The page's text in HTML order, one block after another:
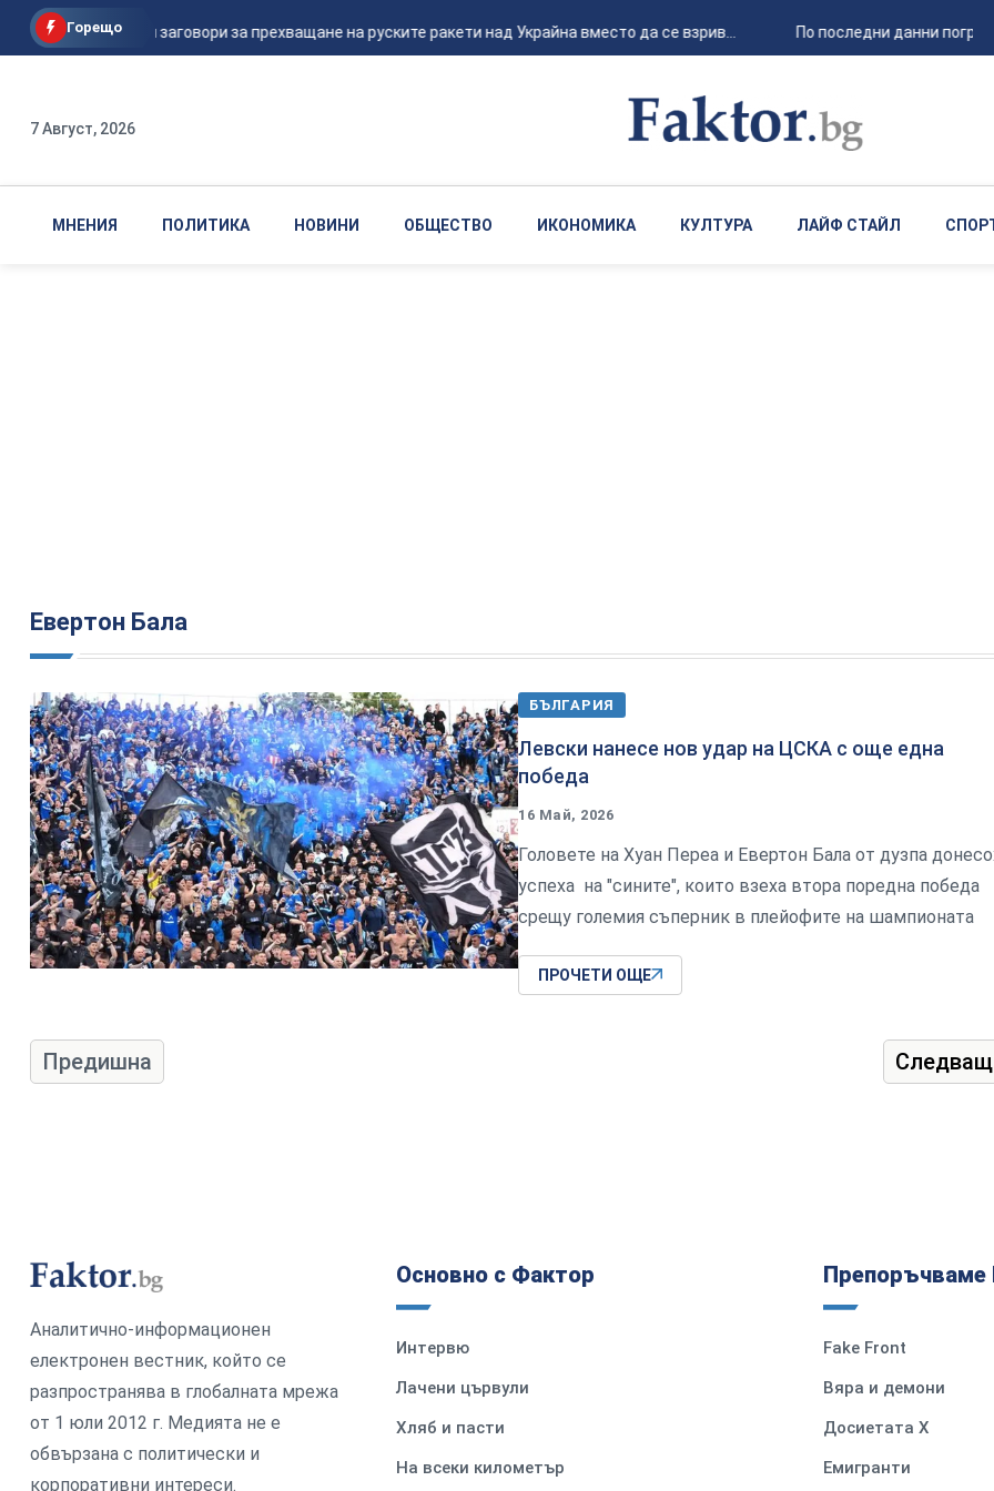
Горещо
Шикорски заговори за прехващане на руските ракети над Украйна вместо да се взрив... По последни данни
7 Август, 2026
МНЕНИЯ ПОЛИТИКА НОВИНИ ОБЩЕСТВО ИКОНОМИКА КУЛТУРА ЛАЙФ СТАЙЛ
Евертон Бала
БЪЛГАРИЯ
Левски нанесе нов удар на ЦСКА с още една
победа
16 Май, 2026
Головете на Хуан Переа и Евертон Бала от дузпа
успеха на "сините", които взеха втора поредна победа
срещу големия съперник в плейофите на шампионата
ПРОЧЕТИ ОЩЕ
Предишна
Аналитично-информационен
електронен вестник, който се
разпространява в глобалната мрежа
от 1 юли 2012 г. Медията не е
обвързана с политически и
корпоративни интереси.
Основно с Фактор
Интервю
Лачени цървули
Хляб и пасти
На всеки километър
Препоръчваме
Fake Front
Вяра и демони
Досиетата Х
Емигранти